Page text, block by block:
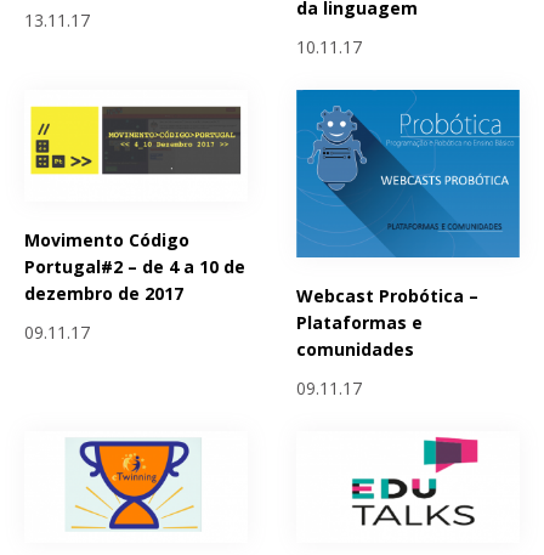
13.11.17
da linguagem
10.11.17
Movimento Código
Portugal#2 – de 4 a 10 de
dezembro de 2017
09.11.17
Webcast Probótica –
Plataformas e
comunidades
09.11.17